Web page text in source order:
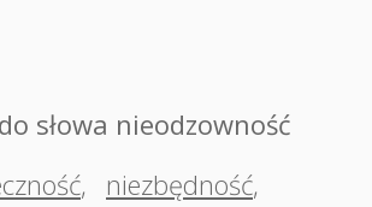
słowa nieodzowność
, niezbędność,